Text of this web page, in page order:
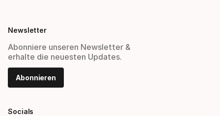
Newsletter
Abonniere unseren Newsletter &
erhalte die neuesten Updates.
Abonnieren
Socials